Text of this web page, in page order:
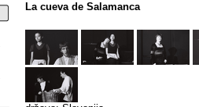
La cueva de Salamanca